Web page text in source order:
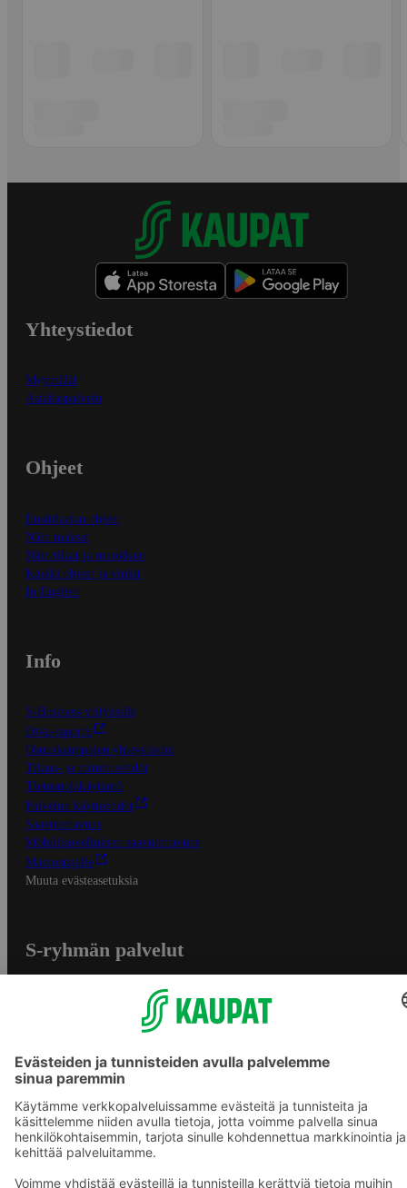
Yhteystiedot
Myymälät
Asiakaspalvelu
Ohjeet
Ensitilaajan ohjeet
Näin maksat
Näin tilaat ja muokkaat
Kaikki ohjeet ja vinkit
In English
Info
S-Business yrityksille
Oiva-raportit
Osuuskauppojen yhteystiedot
Tilaus- ja toimitusehdot
Tietosuojakäytäntö
Palvelun käyttöehdot
Saavutettavuus
Mobiilisovelluksen saavutettavuus
Mainostajalle
Muuta evästeasetuksia
S-ryhmän palvelut
S-ostoslista -sovellus
Prisma.fi
Sokos.fi
S-Pankki
Yhteishyvä
Sokos Hotels
Raflaamo